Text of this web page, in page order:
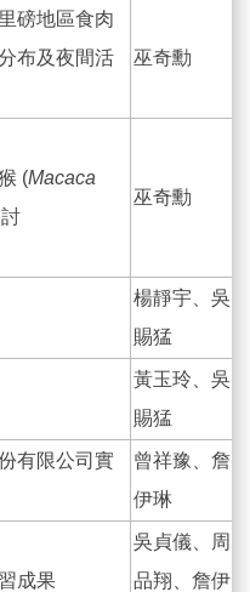
磅地區食肉
布及夜間活
巫奇勳
(Macaca
巫奇勳
楊靜宇、吳
賜猛
黃玉玲、吳
賜猛
有限公司實
曾祥豫、詹
伊琳
成果
吳貞儀、周
品翔、詹伊